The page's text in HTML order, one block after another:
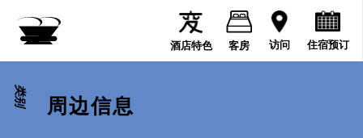
酒店特色 客房 访问 住宿预订
类别 周边信息